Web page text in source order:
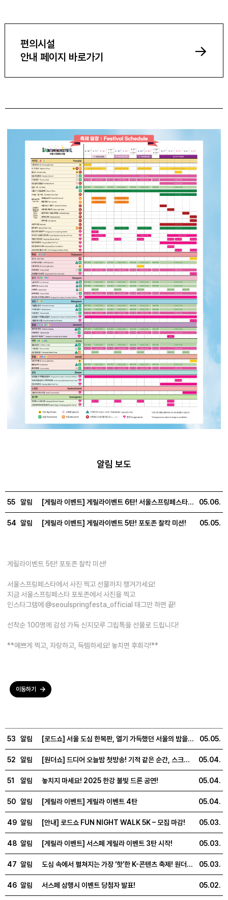
편의시설
안내 페이지 바로가기
->
알림 보도
55 알림 [게릴라 이벤트] 게릴라이벤트 6탄! 서울스프링페스타 로고를 찾아라! 05.06.
54 알림 [게릴라 이벤트] 게릴라이벤트 5탄! 포토존 찰칵 미션! 05.05.
게릴라이벤트 5탄! 포토존 찰칵 미션!
서울스프링페스타에서 사진 찍고 선물까지 챙겨가세요!
지금 서울스프링페스타 포토존에서 사진을 찍고
인스타그램에 @seoulspringfesta_official 태그만 하면 끝!
선착순 100명께 감성 가득 신지모루 그립톡을 선물로 드립니다!
**예쁘게 찍고, 자랑하고, 득템하세요! 놓치면 후회각!**
이동하기
53 알림 [로드쇼] 서울 도심 한복판, 열기 가득했던 서울의 밤을 공유합니다! 05.05.
52 알림 [원더쇼] 드디어 오늘밤 첫방송! 기적 같은 순간, 스크린에서 만나요 05.04.
51 알림 놓치지 마세요! 2025 한강 불빛 드론 공연! 05.04.
50 알림 [게릴라 이벤트] 게릴라 이벤트 4탄 05.04.
49 알림 [안내] 로드쇼 FUN NIGHT WALK 5K – 모집 마감! 05.03.
48 알림 [게릴라 이벤트] 서스페 게릴라 이벤트 3탄 시작! 05.03.
47 알림 도심 속에서 펼쳐지는 가장 ‘핫’한 K-콘텐츠 축제! 원더플라자(광화문광장) 참여기업을 소개합니다. 05.03.
46 알림 서스페 삼행시 이벤트 당첨자 발표! 05.02.